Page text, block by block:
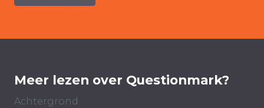
Meer lezen over Questionmark?
Achtergrond